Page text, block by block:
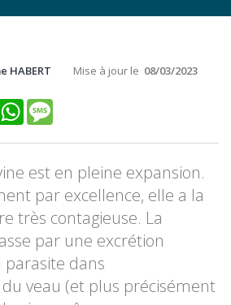
HABERT Mise à jour le 08/03/2023
Link
WhatsApp
est en pleine expansion.
par excellence, elle a la
très contagieuse. La
par une excrétion
dans
veau (et plus précisément